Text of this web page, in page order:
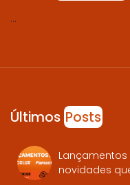
…
Últimos Posts
Lançamentos
novidades